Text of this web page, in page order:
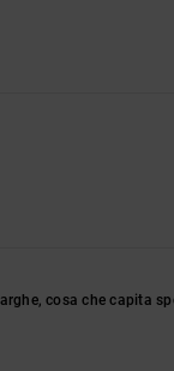
cosa che capita